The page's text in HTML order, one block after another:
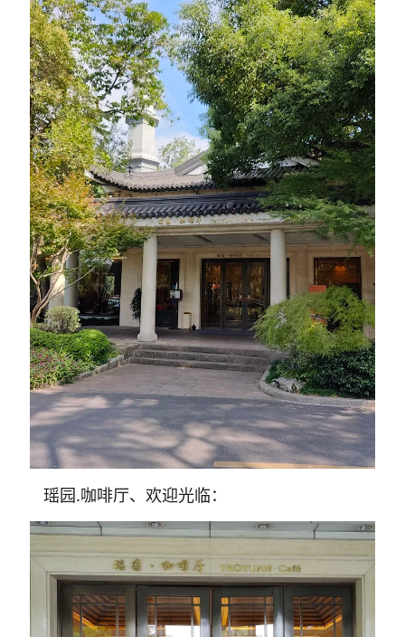
瑶园.咖啡厅、 欢迎光临：